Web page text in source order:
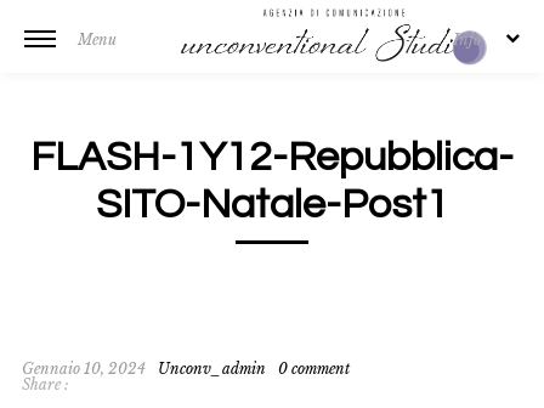
Menu Info
FLASH-1Y12-Repubblica-
SITO-Natale-Post1
Gennaio 10, 2024 Unconv_admin
0 comment
Share :